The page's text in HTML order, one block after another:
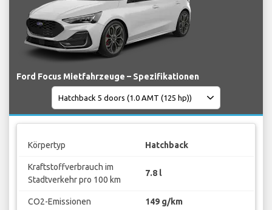
Ford Focus Mietfahrzeuge – Spezifikationen
Körpertyp Hatchback
Kraftstoffverbrauch im
Stadtverkehr pro 100 km
7.8 l
CO2-Emissionen 149 g/km